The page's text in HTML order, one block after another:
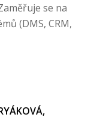
se na
(DMS, CRM,